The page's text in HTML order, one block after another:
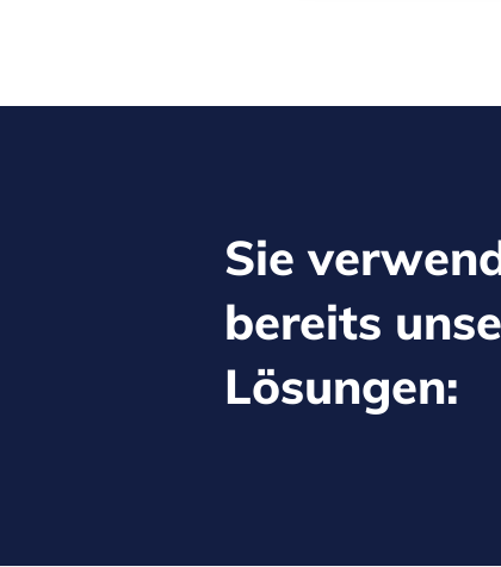
Sie
bereits
Lösungen: